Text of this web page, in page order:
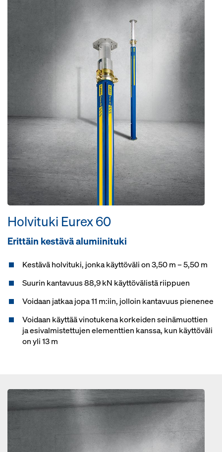
Holvituki Eurex 60
Erittäin kestävä alumiinituki
Kestävä holvituki, jonka käyttöväli on 3,50 m – 5,50 m
Suurin kantavuus 88,9 kN käyttövälistä riippuen
Voidaan jatkaa jopa 11 m:iin, jolloin kantavuus pienenee
Voidaan käyttää vinotukena korkeiden seinämuottien
ja esivalmistettujen elementtien kanssa, kun käyttöväli
on yli 13 m
Open